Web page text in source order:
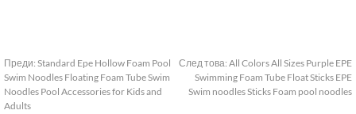
Преди: Standard Epe Hollow Foam Pool
Swim Noodles Floating Foam Tube Swim
Noodles Pool Accessories for Kids and
Adults
След това: All Colors All Sizes Purple EPE
Swimming Foam Tube Float Sticks EPE
Swim noodles Sticks Foam pool noodles